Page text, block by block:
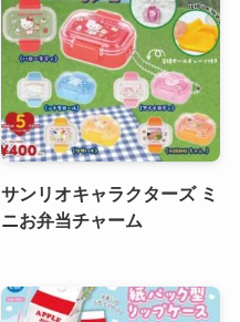
サンリオキャラクターズ ミ
ニお弁当チャーム